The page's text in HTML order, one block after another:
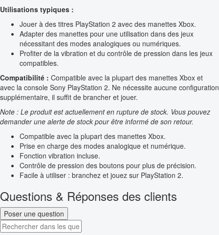
Utilisations typiques :
Jouer à des titres PlayStation 2 avec des manettes Xbox.
Adapter des manettes pour une utilisation dans des jeux
nécessitant des modes analogiques ou numériques.
Profiter de la vibration et du contrôle de pression dans les jeux
compatibles.
Compatibilité : Compatible avec la plupart des manettes Xbox et
avec la console Sony PlayStation 2. Ne nécessite aucune configuration
supplémentaire, il suffit de brancher et jouer.
Note : Le produit est actuellement en rupture de stock. Vous pouvez
demander une alerte de stock pour être informé de son retour.
Compatible avec la plupart des manettes Xbox.
Prise en charge des modes analogique et numérique.
Fonction vibration incluse.
Contrôle de pression des boutons pour plus de précision.
Facile à utiliser : branchez et jouez sur PlayStation 2.
Questions & Réponses des clients
Poser une question